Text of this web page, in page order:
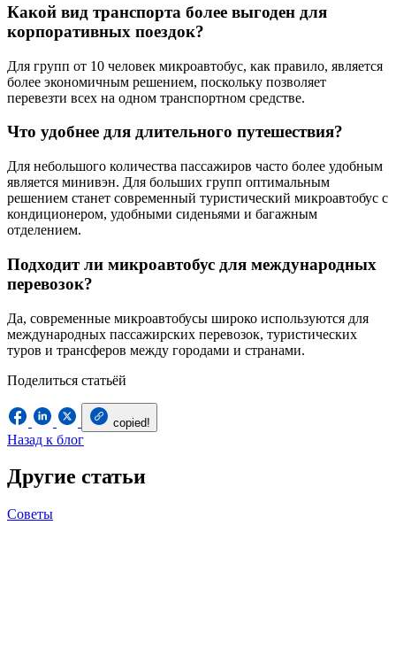
Какой вид транспорта более выгоден для
корпоративных поездок?
Для групп от 10 человек микроавтобус, как правило, является
более экономичным решением, поскольку позволяет
перевезти всех на одном транспортном средстве.
Что удобнее для длительного путешествия?
Для небольшого количества пассажиров часто более удобным
является минивэн. Для больших групп оптимальным
решением станет современный туристический микроавтобус с
кондиционером, удобными сиденьями и багажным
отделением.
Подходит ли микроавтобус для международных
перевозок?
Да, современные микроавтобусы широко используются для
международных пассажирских перевозок, туристических
туров и трансферов между городами и странами.
Поделиться статьёй
copied!
Назад к блог
Другие статьи
Советы